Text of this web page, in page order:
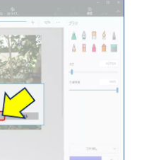
成」を選択する。